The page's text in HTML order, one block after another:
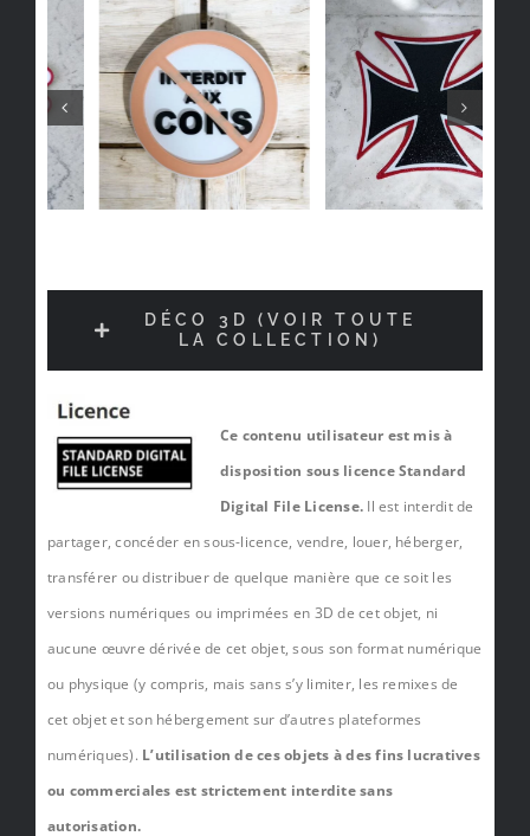
DÉCO 3D (VOIR TOUTE
LA COLLECTION)
Ce contenu utilisateur est mis à
disposition sous licence Standard
Digital File License. Il est interdit de
partager, concéder en sous-licence, vendre, louer, héberger,
transférer ou distribuer de quelque manière que ce soit les
versions numériques ou imprimées en 3D de cet objet, ni
aucune œuvre dérivée de cet objet, sous son format numérique
ou physique (y compris, mais sans s’y limiter, les remixes de
cet objet et son hébergement sur d’autres plateformes
numériques). L’utilisation de ces objets à des fins lucratives
ou commerciales est strictement interdite sans
autorisation.